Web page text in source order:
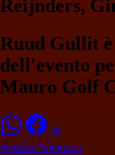
Reijnders,
Ruud Gullit
dell'evento
Mauro Golf
Stefania Palminteri